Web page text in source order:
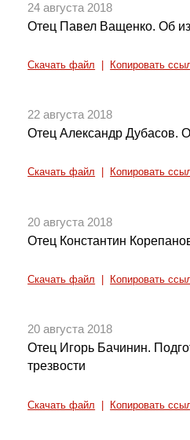
24 августа 2018
Отец Павел Ващенко. Об
Скачать файл Копировать
22 августа 2018
Отец Александр Дубасов.
Скачать файл Копировать
20 августа 2018
Отец Константин
Скачать файл Копировать
20 августа 2018
Отец Игорь Бачинин.
трезвости
Скачать файл Копировать